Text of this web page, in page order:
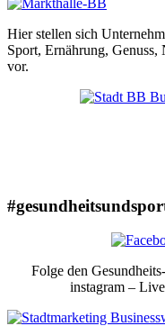
Hier stellen sich
Sport, Ernährung, Genuss,
vor.
Folge den
instagram –